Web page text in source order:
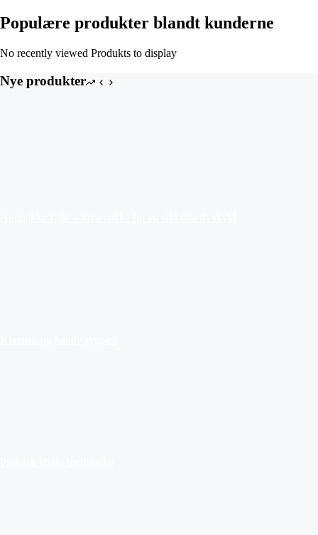
Populære produkter blandt kunderne
No recently viewed Produkts to display
Nye produkter